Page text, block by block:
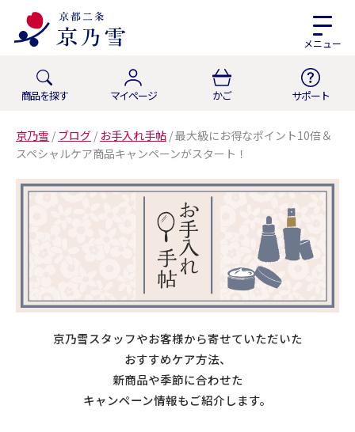
メニュー
商品を探す マイページ かご サポート
京乃雪 / ブログ / お手入れ手帖 /最大級にお得なポイント10倍＆
スペシャルケア商品キャンペーンがスタート！
京乃雪スタッフやお客様から寄せていただいた
おすすめケア方法、
新商品や季節に合わせた
キャンペーン情報もご紹介します。